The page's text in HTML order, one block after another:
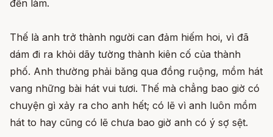
đến làm.
Thế là anh trở thành người can đảm hiếm hoi, vì đã
dám đi ra khỏi dãy tường thành kiên cố của thành
phố. Anh thường phải băng qua đồng ruộng, mồm hát
vang những bài hát vui tươi. Thế mà chẳng bao giờ có
chuyện gì xảy ra cho anh hết; có lẽ vì anh luôn mồm
hát to hay cũng có lẽ chưa bao giờ anh có ý sợ sệt.